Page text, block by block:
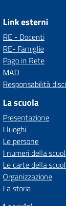
Link esterni
RE - Docenti
RE- Famiglie
Pago in Rete
MAD
Responsabilità
La scuola
Presentazione
I luoghi
Le persone
I numeri della
Le carte della
Organizzazione
La storia